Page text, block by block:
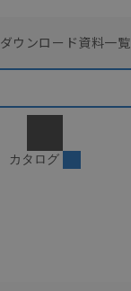
ダウンロード資料一覧
カタログ